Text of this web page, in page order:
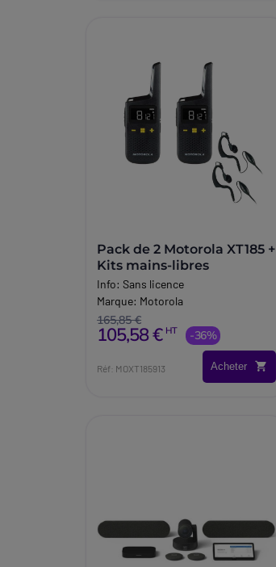
Pack de 2 Motorola XT185 +
Kits mains-libres
Info:Sans licence
Marque: Motorola
165,85 €
105,58 € HT -36%
Réf: MOXT185913 Acheter